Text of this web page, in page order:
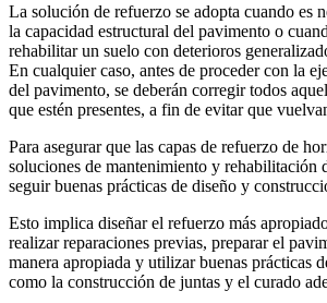
La solución de refuerzo se adopta cuando es
la capacidad estructural del pavimento o
rehabilitar un suelo con deterioros
En cualquier caso, antes de proceder con la
del pavimento, se deberán corregir todos
que estén presentes, a fin de evitar que
Para asegurar que las capas de refuerzo de
soluciones de mantenimiento y rehabilitación
seguir buenas prácticas de diseño y
Esto implica diseñar el refuerzo más
realizar reparaciones previas, preparar el
manera apropiada y utilizar buenas prácticas
como la construcción de juntas y el curado